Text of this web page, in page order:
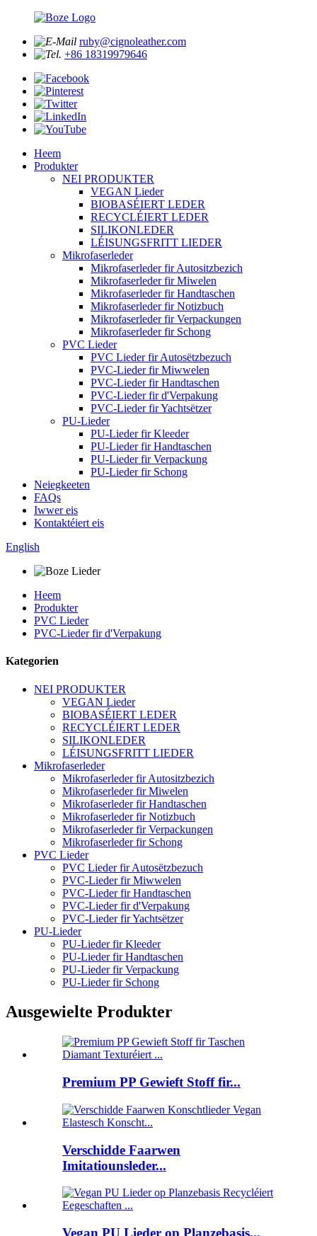
ruby@cignoleather.com
+86 18319979646
Heem
Produkter
NEI PRODUKTER
VEGAN Lieder
BIOBASÉIERT LEDER
RECYCLÉIERT LEDER
SILIKONLEDER
LÉISUNGSFRITT LIEDER
Mikrofaserleder
Mikrofaserleder fir Autositzbezich
Mikrofaserleder fir Miwelen
Mikrofaserleder fir Handtaschen
Mikrofaserleder fir Notizbuch
Mikrofaserleder fir Verpackungen
Mikrofaserleder fir Schong
PVC Lieder
PVC Lieder fir Autosëtzbezuch
PVC-Lieder fir Miwwelen
PVC-Lieder fir Handtaschen
PVC-Lieder fir d'Verpakung
PVC-Lieder fir Yachtsëtzer
PU-Lieder
PU-Lieder fir Kleeder
PU-Lieder fir Handtaschen
PU-Lieder fir Verpackung
PU-Lieder fir Schong
Neiegkeeten
FAQs
Iwwer eis
Kontaktéiert eis
English
Heem
Produkter
PVC Lieder
PVC-Lieder fir d'Verpakung
Kategorien
NEI PRODUKTER
VEGAN Lieder
BIOBASÉIERT LEDER
RECYCLÉIERT LEDER
SILIKONLEDER
LÉISUNGSFRITT LIEDER
Mikrofaserleder
Mikrofaserleder fir Autositzbezich
Mikrofaserleder fir Miwelen
Mikrofaserleder fir Handtaschen
Mikrofaserleder fir Notizbuch
Mikrofaserleder fir Verpackungen
Mikrofaserleder fir Schong
PVC Lieder
PVC Lieder fir Autosëtzbezuch
PVC-Lieder fir Miwwelen
PVC-Lieder fir Handtaschen
PVC-Lieder fir d'Verpakung
PVC-Lieder fir Yachtsëtzer
PU-Lieder
PU-Lieder fir Kleeder
PU-Lieder fir Handtaschen
PU-Lieder fir Verpackung
PU-Lieder fir Schong
Ausgewielte Produkter
Premium PP Gewieft Stoff fir...
Verschidde Faarwen
Imitatiounsleder...
Vegan PU Lieder op Planzebasis...